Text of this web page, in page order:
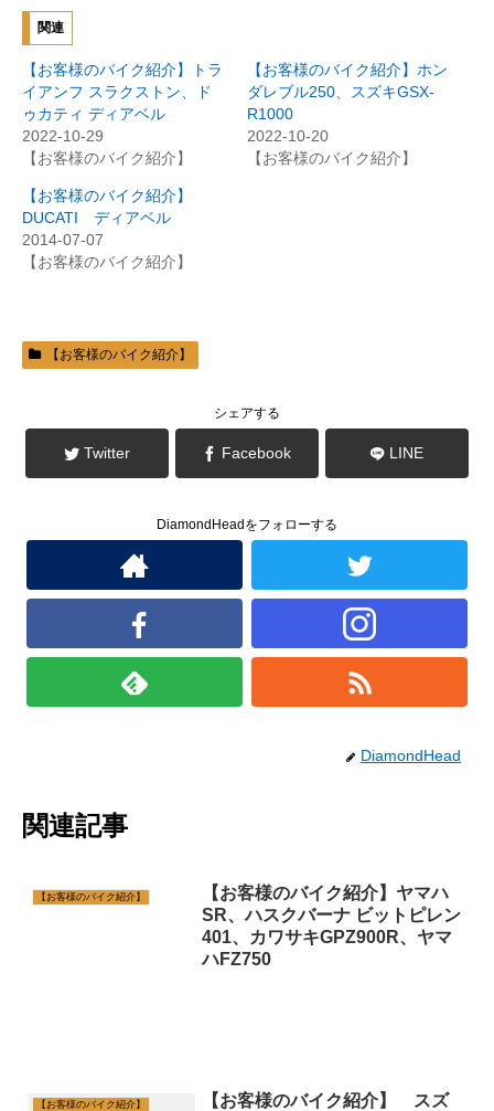
し
て
T
w
i
t
t
e
r
で
共
有
(
新
し
い
ウ
ィ
ン
ド
す
)
で
共
有
す
る
ク
リ
ク
し
て
さ
ウ
ィ
ン
ま
す
)
関連
【お客様のバイク紹介】トラ
イアンフ スラクストン、ド
ゥカティ ディアベル
2022-10-29
【お客様のバイク紹介】
【お客様のバイク紹介】ホン
ダレブル250、スズキGSX-
R1000
2022-10-20
【お客様のバイク紹介】
【お客様のバイク紹介】
DUCATI ディアベル
2014-07-07
【お客様のバイク紹介】
【お客様のバイク紹介】
シェアする
Twitter Facebook LINE
DiamondHeadをフォローする
DiamondHead
関連記事
【お客様のバイク紹介】
【お客様のバイク紹介】ヤマハ
SR、ハスクバーナ ビットピレン
401、カワサキGPZ900R、ヤマ
ハFZ750
【お客様のバイク紹介】
【お客様のバイク紹介】 スズ